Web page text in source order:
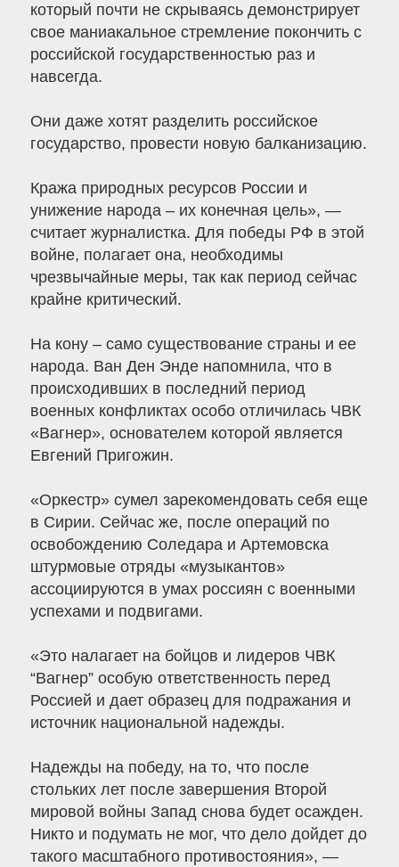
который почти не скрываясь демонстрирует
свое маниакальное стремление покончить с
российской государственностью раз и
навсегда.
Они даже хотят разделить российское
государство, провести новую балканизацию.
Кража природных ресурсов России и
унижение народа – их конечная цель», —
считает журналистка. Для победы РФ в этой
войне, полагает она, необходимы
чрезвычайные меры, так как период сейчас
крайне критический.
На кону – само существование страны и ее
народа. Ван Ден Энде напомнила, что в
происходивших в последний период
военных конфликтах особо отличилась ЧВК
«Вагнер», основателем которой является
Евгений Пригожин.
«Оркестр» сумел зарекомендовать себя еще
в Сирии. Сейчас же, после операций по
освобождению Соледара и Артемовска
штурмовые отряды «музыкантов»
ассоциируются в умах россиян с военными
успехами и подвигами.
«Это налагает на бойцов и лидеров ЧВК
“Вагнер” особую ответственность перед
Россией и дает образец для подражания и
источник национальной надежды.
Надежды на победу, на то, что после
стольких лет после завершения Второй
мировой войны Запад снова будет осажден.
Никто и подумать не мог, что дело дойдет до
такого масштабного противостояния», —